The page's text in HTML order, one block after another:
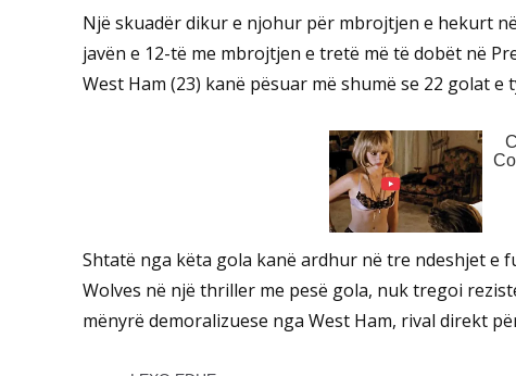
Një skuadër dikur e njohur për mbrojtjen e hekurt
javën e 12-të me mbrojtjen e tretë më të dobët në
West Ham (23) kanë pësuar më shumë se 22 golat e
Shtatë nga këta gola kanë ardhur në tre ndeshjet
Wolves në një thriller me pesë gola, nuk tregoi
mënyrë demoralizuese nga West Ham, rival direkt